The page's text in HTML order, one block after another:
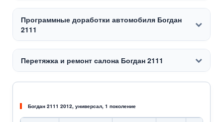
Программные доработки автомобиля Богдан
2111
Перетяжка и ремонт салона Богдан 2111
Богдан 2111 2012, универсал, 1 поколение